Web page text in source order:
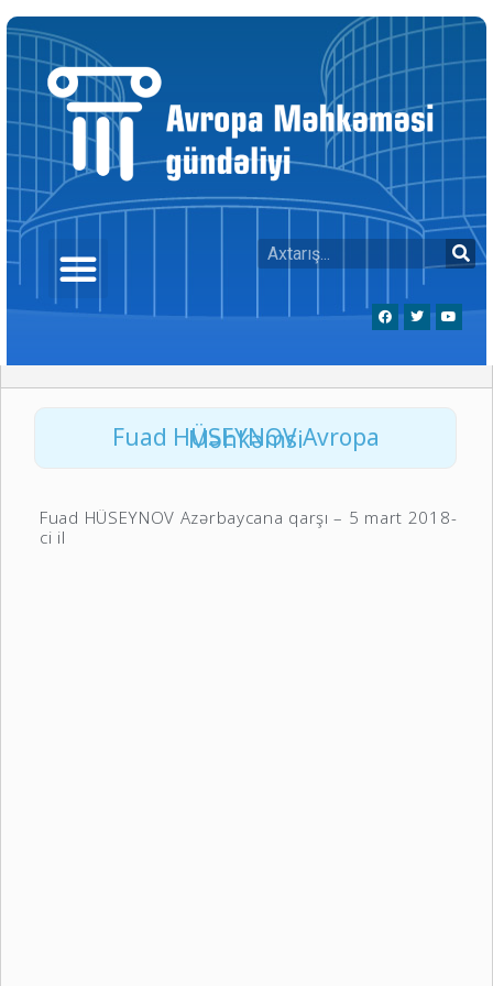
Fuad HÜSEYNOV Avropa Məhkəmsi
Fuad HÜSEYNOV Azərbaycana qarşı – 5 mart 2018-
ci il